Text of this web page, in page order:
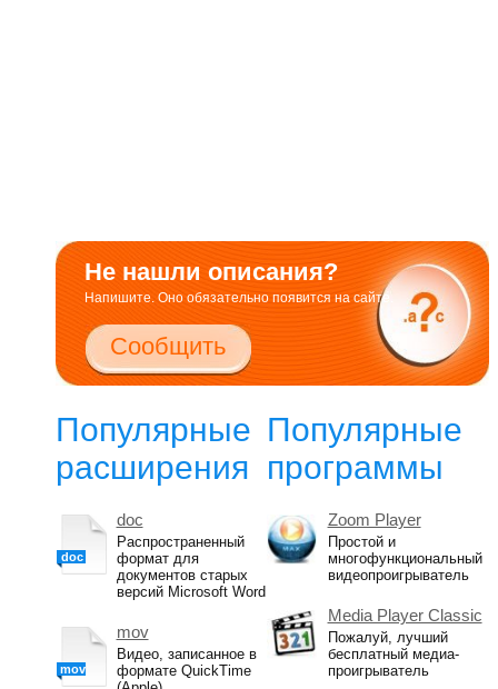
Не нашли описания?
Напишите. Оно обязательно появится на сайте.
Сообщить
Популярные
расширения
doc
doc
Распространенный
формат для
документов старых
версий Microsoft Word
mov
mov
Видео, записанное в
формате QuickTime
Популярные
программы
Zoom Player
Простой и
многофункциональный
видеопроигрыватель
Media Player Classic
Пожалуй, лучший
бесплатный медиа-
проигрыватель